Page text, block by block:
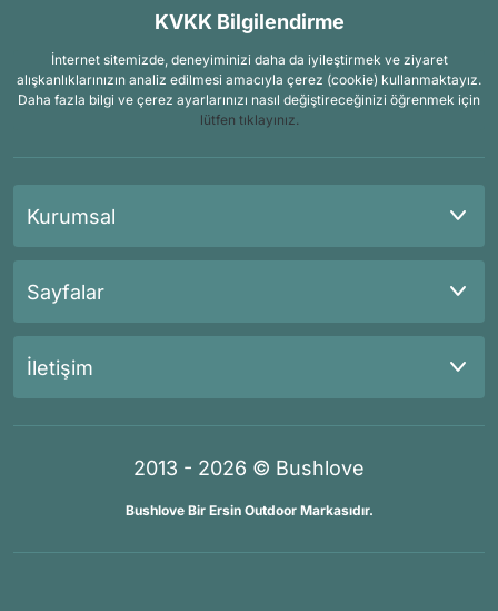
KVKK Bilgilendirme
İnternet sitemizde, deneyiminizi daha da iyileştirmek ve ziyaret
alışkanlıklarınızın analiz edilmesi amacıyla çerez (cookie) kullanmaktayız.
Daha fazla bilgi ve çerez ayarlarınızı nasıl değiştireceğinizi öğrenmek için
lütfen tıklayınız.
Kurumsal
Sayfalar
İletişim
2013 - 2026 © Bushlove
Bushlove Bir Ersin Outdoor Markasıdır.